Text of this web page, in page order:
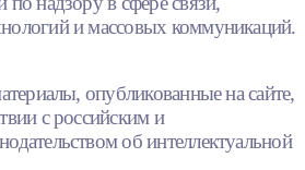
и массовых коммуникаций.
опубликованные на сайте,
с российским и
об интеллектуальной